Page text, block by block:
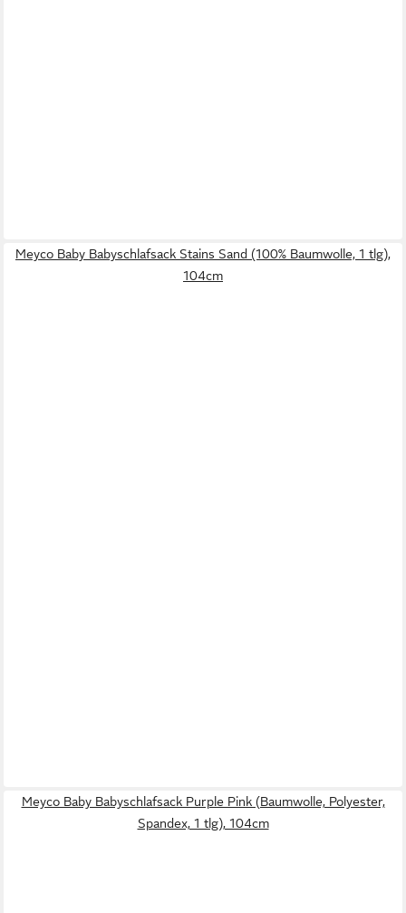
Meyco Baby Babyschlafsack Stains Sand (100% Baumwolle, 1 tlg),
104cm
Meyco Baby Babyschlafsack Purple Pink (Baumwolle, Polyester,
Spandex, 1 tlg), 104cm